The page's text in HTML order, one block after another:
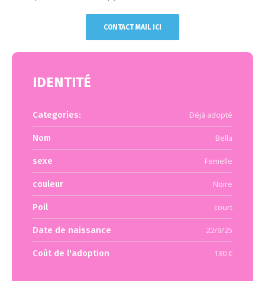
CONTACT MAIL ICI
IDENTITÉ
Categories: Déjà adopté
Nom Bella
sexe Femelle
couleur Noire
Poil court
Date de naissance 22/9/25
Coût de l'adoption 130 €